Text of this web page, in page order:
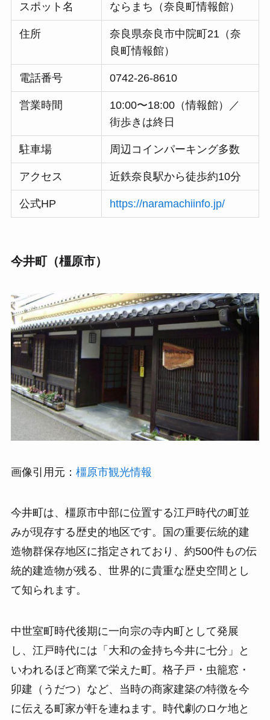
スポット名 ならまち（奈良町情報館）
住所
奈良県奈良市中院町21（奈
良町情報館）
電話番号 0742-26-8610
営業時間
10:00〜18:00（情報館）／
街歩きは終日
駐車場 周辺コインパーキング多数
アクセス 近鉄奈良駅から徒歩約10分
公式HP https://naramachiinfo.jp/
今井町（橿原市）
画像引用元： 橿原市観光情報
今井町は、橿原市中部に位置する江戸時代の町並
みが現存する歴史的地区です。国の重要伝統的建
造物群保存地区に指定されており、約500件もの伝
統的建造物が残る、世界的に貴重な歴史空間とし
て知られます。
中世室町時代後期に一向宗の寺内町として発展
し、江戸時代には「大和の金持ち今井に七分」と
いわれるほど商業で栄えた町。格子戸・虫籠窓・
卯建（うだつ）など、当時の商家建築の特徴を今
に伝える町家が軒を連ねます。時代劇のロケ地と